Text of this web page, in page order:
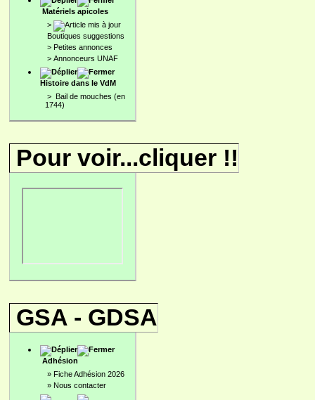
Matériels apicoles
>
Boutiques suggestions
> Petites annonces
> Annonceurs UNAF
Histoire dans le VdM
> Bail de mouches (en
1744)
Pour voir...cliquer !!
GSA - GDSA
Adhésion
» Fiche Adhésion 2026
» Nous contacter